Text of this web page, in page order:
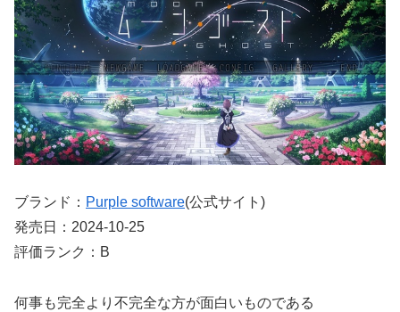
ブランド： Purple software(公式サイト)
発売日：2024-10-25
評価ランク：B
何事も完全より不完全な方が面白いものである